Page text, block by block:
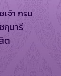
จ้า กรม
กุมารี
ต